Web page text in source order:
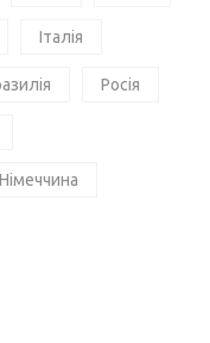
Італія
Росія
Німеччина